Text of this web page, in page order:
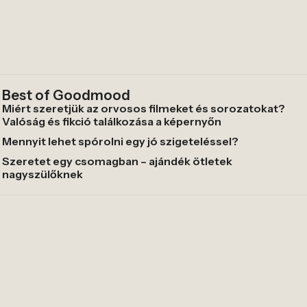
Best of Goodmood
Miért szeretjük az orvosos filmeket és sorozatokat?
Valóság és fikció találkozása a képernyőn
Mennyit lehet spórolni egy jó szigeteléssel?
Szeretet egy csomagban – ajándék ötletek
nagyszülőknek